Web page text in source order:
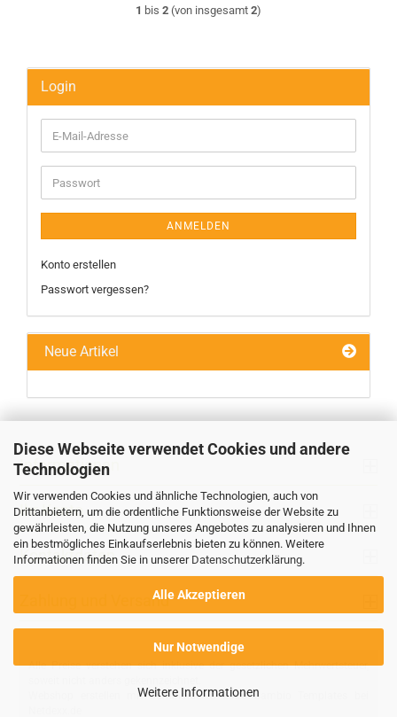
Diese Webseite verwendet Cookies und andere
Technologien
Wir verwenden Cookies und ähnliche Technologien, auch von
Drittanbietern, um die ordentliche Funktionsweise der Website zu
gewährleisten, die Nutzung unseres Angebotes zu analysieren und Ihnen
ein bestmögliches Einkaufserlebnis bieten zu können. Weitere
Informationen finden Sie in unserer Datenschutzerklärung.
Alle Akzeptieren
Nur Notwendige
Weitere Informationen
1 bis 2 (von insgesamt 2)
Login
E-
Mail-
Adresse
Passwort
ANMELDEN
Konto erstellen
Passwort vergessen?
Neue Artikel
Informationen
Ihr Konto
Kontaktdaten
Zahlung und Versand
Alle Preise verstehen sich inklusive der gesetzlichen Mehrwertsteuer,
mit Gambio.de © 2026 Gambio Templates bei